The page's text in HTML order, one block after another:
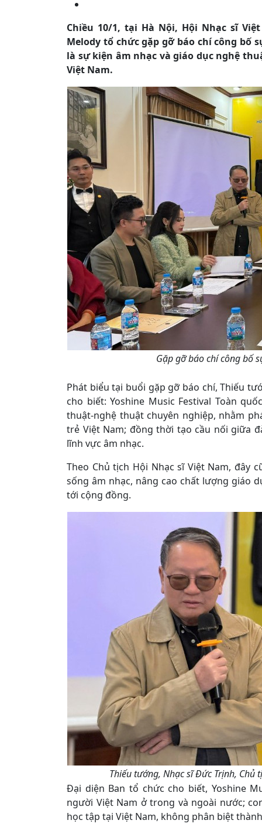
Chiều 10/1, tại Hà Nội, Hội Nhạc sĩ
Melody tổ chức gặp gỡ báo chí công bố
là sự kiện âm nhạc và giáo dục nghệ
Việt Nam.
Gặp gỡ báo chí công bố
Phát biểu tại buổi gặp gỡ báo chí, Thiếu
cho biết: Yoshine Music Festival Toàn
thuật-nghệ thuật chuyên nghiệp, nhằm
trẻ Việt Nam; đồng thời tạo cầu nối giữa
lĩnh vực âm nhạc.
Theo Chủ tịch Hội Nhạc sĩ Việt Nam,
sống âm nhạc, nâng cao chất lượng giáo
tới cộng đồng.
Thiếu tướng, Nhạc sĩ Đức Trịnh, Chủ
Đại diện Ban tổ chức cho biết, Yoshine
người Việt Nam ở trong và ngoài nước;
học tập tại Việt Nam, không phân biệt